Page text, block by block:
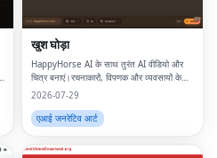
खुश घोड़ा
HappyHorse AI के साथ तुरंत AI वीडियो और
चित्र बनाएं।रचनाकारों, विपणक और व्यवसायों के
लिए एक शक्तिशाली टेक्स्ट-टू-वीडियो और छवि निर्माण
2026-07-29
एआई जनरेटिव आर्ट